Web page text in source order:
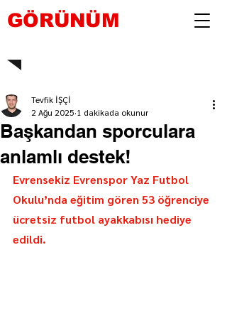
GÖRÜNÜM
Başkandan sporculara
anlamlı destek!
Tevfik İŞÇİ
2 Ağu 2025 1 dakikada okunur
Evrensekiz Evrenspor Yaz Futbol
Okulu’nda eğitim gören 53 öğrenciye
ücretsiz futbol ayakkabısı hediye
edildi.